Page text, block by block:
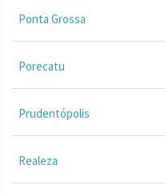
Ponta Grossa
Porecatu
Prudentópolis
Realeza